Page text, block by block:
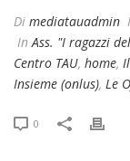
Di mediatauadmin
InAss. "I ragazzi
Centro TAU, home,
Insieme (onlus), Le
0